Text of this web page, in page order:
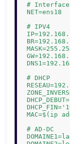
# Interface
NET=ens18
# IPV4
# DHCP
# AD-DC